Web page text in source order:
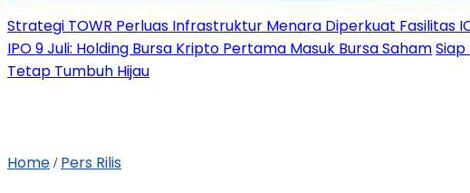
Strategi TOWR Perluas Infrastruktur Menara Diperkuat Fasilitas
IPO 9 Juli: Holding Bursa Kripto Pertama Masuk Bursa Saham
Tetap Tumbuh Hijau
Home / Pers Rilis